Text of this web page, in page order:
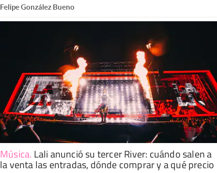
Felipe González Bueno
Música. Lali anunció su tercer River: cuándo salen a
la venta las entradas, dónde comprar y a qué precio